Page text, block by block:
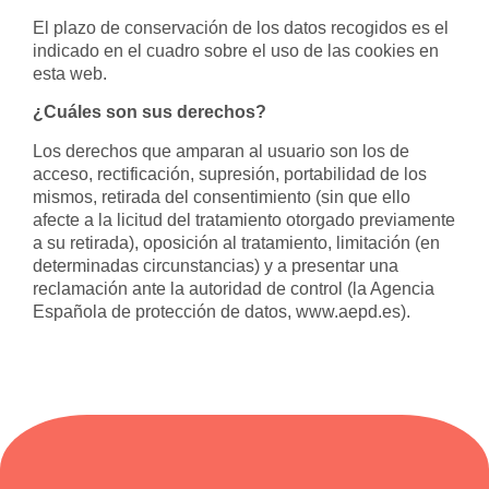
El plazo de conservación de los datos recogidos es el
indicado en el cuadro sobre el uso de las cookies en
esta web.
¿Cuáles son sus derechos?
Los derechos que amparan al usuario son los de
acceso, rectificación, supresión, portabilidad de los
mismos, retirada del consentimiento (sin que ello
afecte a la licitud del tratamiento otorgado previamente
a su retirada), oposición al tratamiento, limitación (en
determinadas circunstancias) y a presentar una
reclamación ante la autoridad de control (la Agencia
Española de protección de datos, www.aepd.es).